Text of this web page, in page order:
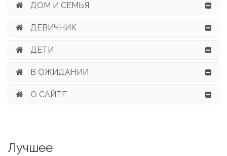
ДОМ И СЕМЬЯ
ДЕВИЧНИК
ДЕТИ
В ОЖИДАНИИ
О САЙТЕ
Лучшее